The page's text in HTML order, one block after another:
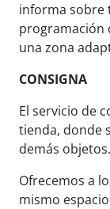
informa sobre
programación
una zona
CONSIGNA
El servicio de
tienda, donde
demás objetos.
Ofrecemos a
mismo